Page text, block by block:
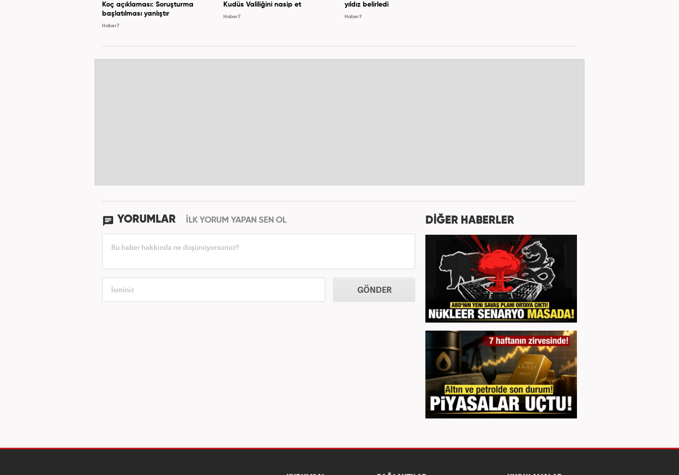
Koç açıklaması: Soruşturma
başlatılması yanlıştır
Haber7
Kudüs Valiliğini nasip et
Haber7
yıldız belirledi
Haber7
YORUMLAR İLK YORUM YAPAN SEN OL
GÖNDER
DİĞER HABERLER